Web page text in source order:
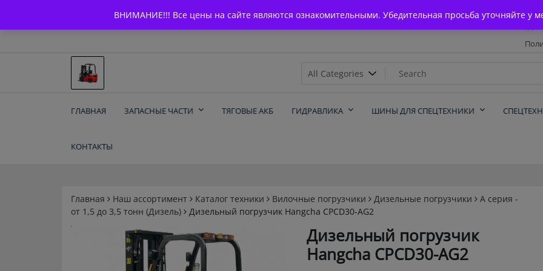
ВНИМАНИЕ!!! Все цены на сайте являются ознакомительными. Убедительная просьба уточняйте у
content
Запчасти для вилочых
ГЛАВНАЯ ЗАПАСНЫЕ ЧАСТИ ТЯГОВЫЕ АКБ ГИДРАВЛИКА ШИНЫ ДЛЯ СПЕЦТЕХНИКИ
КОНТАКТЫ
Главная Наш ассортимент Каталог техники Вилочные погрузчики Дизельные погрузчики
A серия -
от 1,5 до 3,5 тонн (Дизель)
Дизельный погрузчик Hangcha CPCD30-AG2
Дизельный погрузчик
Hangcha CPCD30-AG2